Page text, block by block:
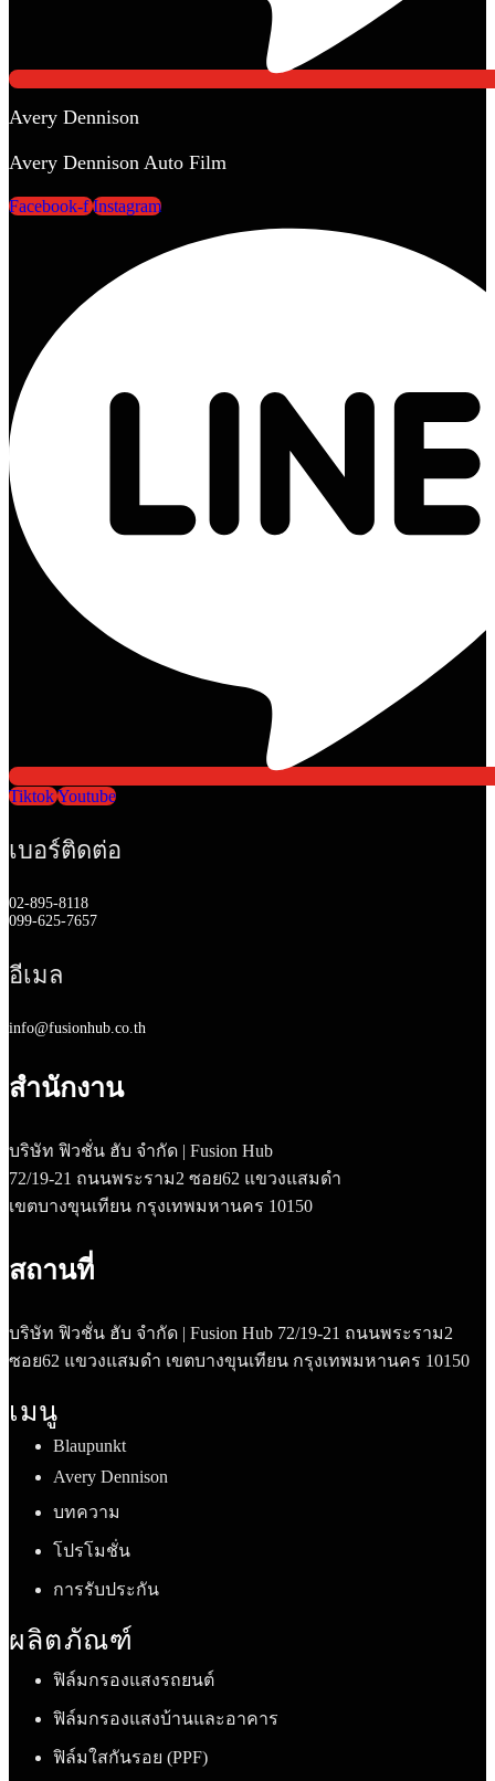
Avery Dennison
Avery Dennison Auto Film
Facebook-f Instagram
TiktokYoutube
เบอร์ติดต่อ
02-895-8118
099-625-7657
อีเมล
info@fusionhub.co.th
สำนักงาน
บริษัท ฟิวชั่น ฮับ จำกัด | Fusion Hub
72/19-21 ถนนพระราม2 ซอย62 แขวงแสมดำ
เขตบางขุนเทียน กรุงเทพมหานคร 10150
สถานที่
บริษัท ฟิวชั่น ฮับ จำกัด | Fusion Hub 72/19-21 ถนนพระราม2
ซอย62 แขวงแสมดำ เขตบางขุนเทียน กรุงเทพมหานคร 10150
เมนู
Blaupunkt
Avery Dennison
บทความ
โปรโมชั่น
การรับประกัน
ผลิตภัณฑ์
ฟิล์มกรองแสงรถยนต์
ฟิล์มกรองแสงบ้านและอาคาร
ฟิล์มใสกันรอย (PPF)